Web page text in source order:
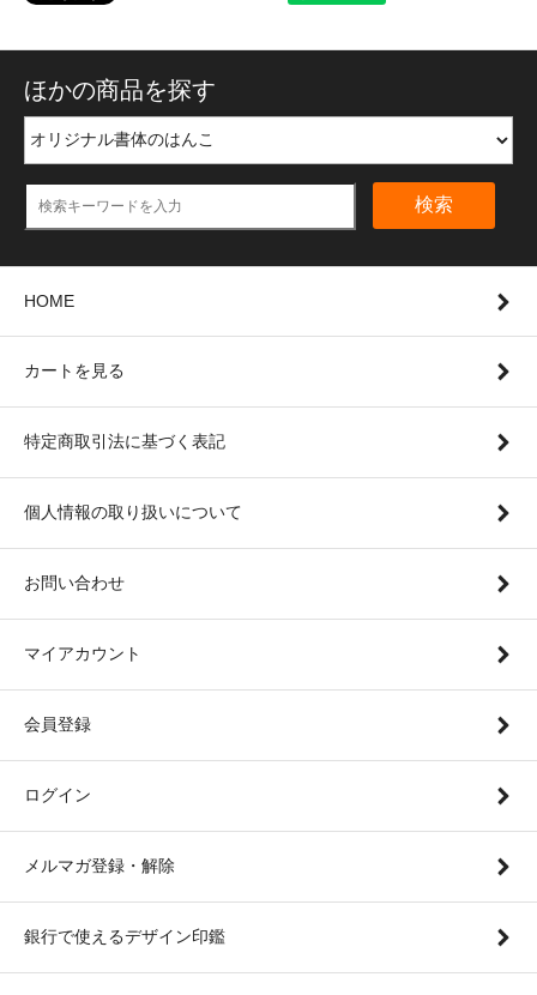
ほかの商品を探す
検索
HOME
カートを見る
特定商取引法に基づく表記
個人情報の取り扱いについて
お問い合わせ
マイアカウント
会員登録
ログイン
メルマガ登録・解除
銀行で使えるデザイン印鑑